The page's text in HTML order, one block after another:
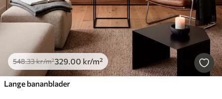
548.33kr/m²329.00 kr/m²
Lange bananblader